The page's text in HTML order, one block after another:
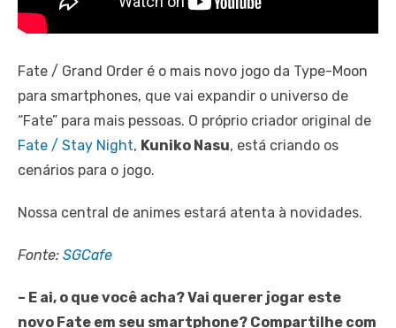
Fate / Grand Order é o mais novo jogo da Type-Moon
para smartphones, que vai expandir o universo de
“Fate” para mais pessoas. O próprio criador original de
Fate / Stay Night, Kuniko Nasu, está criando os
cenários para o jogo.
Nossa central de animes estará atenta à novidades.
Fonte: SGCafe
– E ai, o que você acha? Vai querer jogar este
novo Fate em seu smartphone? Compartilhe com